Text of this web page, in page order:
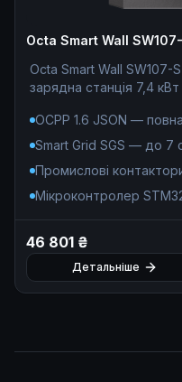
Octa Smart Wall
Octa Smart Wall
зарядна станція 7,4
бізнес-центрів де
інфраструктура: OCPP
індустріальний
під FreeRTOS,
розв'язка 5 мм.
Виробник: Octa Energy
OCPP 1.6 JSON —
Smart Grid SGS — до 7
Промислові
Мікроконтролер
46 801 ₴
Детальніше